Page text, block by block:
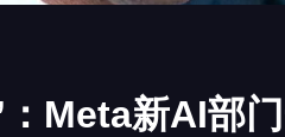
Meta新AI部